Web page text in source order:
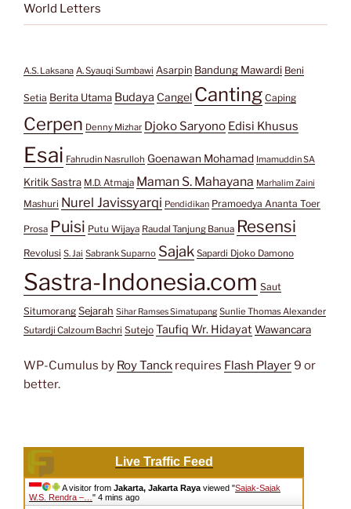
World Letters
A.S. Laksana A. Syauqi Sumbawi Asarpin Bandung Mawardi Beni
Setia Berita Utama Budaya Cangel Canting Caping
Cerpen Denny Mizhar Djoko Saryono Edisi Khusus
Esai Fahrudin Nasrulloh Goenawan Mohamad Imamuddin SA
Kritik Sastra M.D. Atmaja Maman S. Mahayana Marhalim Zaini
Mashuri Nurel Javissyarqi Pendidikan Pramoedya Ananta Toer
Prosa Puisi Putu Wijaya Raudal Tanjung Banua Resensi
Revolusi S. Jai Sabrank Suparno Sajak Sapardi Djoko Damono
Sastra-Indonesia.com Saut
Situmorang Sejarah Sihar Ramses Simatupang Sunlie Thomas Alexander
Sutardji Calzoum Bachri Sutejo Taufiq Wr. Hidayat Wawancara
WP-Cumulus by Roy Tanck requires Flash Player9 or
better.
Live Traffic Feed
A visitor from Jakarta, Jakarta Raya viewed "Sajak-Sajak
W.S. Rendra –… " 4 mins ago